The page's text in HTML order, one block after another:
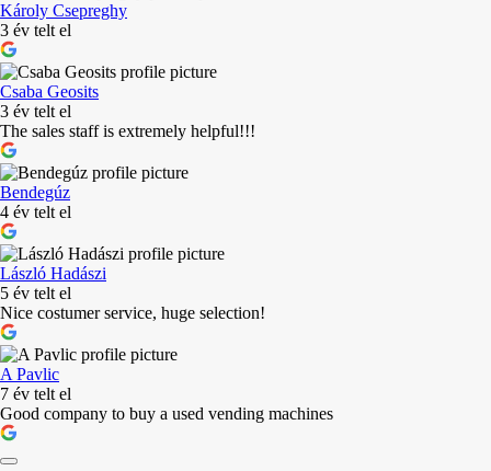
Károly Csepreghy
3 év telt el
Csaba Geosits
3 év telt el
The sales staff is extremely helpful!!!
Bendegúz
4 év telt el
László Hadászi
5 év telt el
Nice costumer service, huge selection!
A Pavlic
7 év telt el
Good company to buy a used vending machines